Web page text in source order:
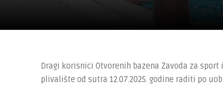
Dragi korisnici Otvorenih bazena Zavoda za
plivalište od sutra 12.07.2025. godine raditi po